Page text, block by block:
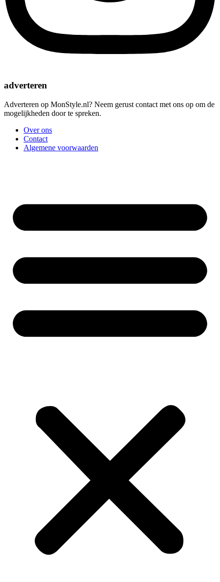
adverteren
Adverteren op MonStyle.nl? Neem gerust contact met ons op om de
mogelijkheden door te spreken.
Over ons
Contact
Algemene voorwaarden